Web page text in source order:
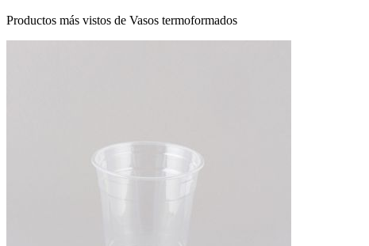
Productos más vistos de Vasos termoformados